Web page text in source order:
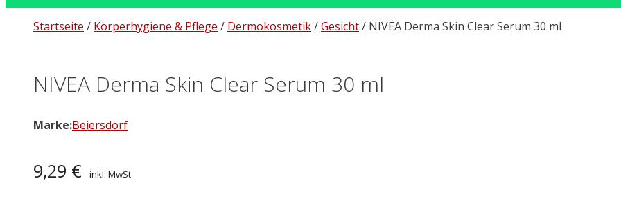
Startseite / Körperhygiene & Pflege / Dermokosmetik/Gesicht/ NIVEA Derma Skin Clear Serum 30 ml
NIVEA Derma Skin Clear Serum 30 ml
Marke:Beiersdorf
9,29 € - inkl. MwSt